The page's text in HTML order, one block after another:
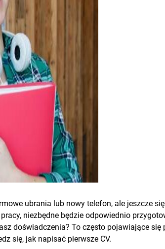
ubrania lub nowy telefon, ale jeszcze
niezbędne będzie odpowiednio
doświadczenia? To często pojawiające
się, jak napisać pierwsze CV.